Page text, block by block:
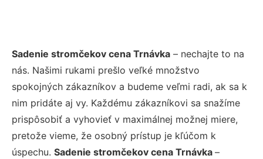
Sadenie stromčekov cena Trnávka – nechajte to na
nás. Našimi rukami prešlo veľké množstvo
spokojných zákazníkov a budeme veľmi radi, ak sa k
nim pridáte aj vy. Každému zákazníkovi sa snažíme
prispôsobiť a vyhovieť v maximálnej možnej miere,
pretože vieme, že osobný prístup je kľúčom k
úspechu. Sadenie stromčekov cena Trnávka –